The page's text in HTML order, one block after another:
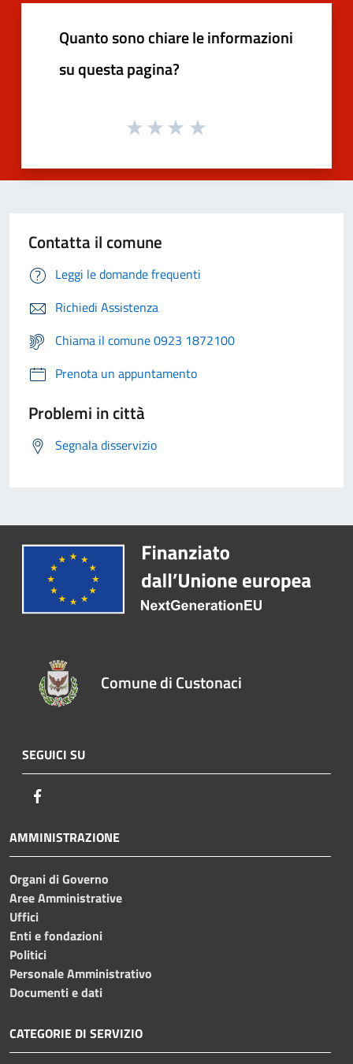
Quanto sono chiare le informazioni
su questa pagina?
Contatta il comune
Leggi le domande frequenti
Richiedi Assistenza
Chiama il comune 0923 1872100
Prenota un appuntamento
Problemi in città
Segnala disservizio
Comune di Custonaci
SEGUICI SU
AMMINISTRAZIONE
Organi di Governo
Aree Amministrative
Uffici
Enti e fondazioni
Politici
Personale Amministrativo
Documenti e dati
CATEGORIE DI SERVIZIO